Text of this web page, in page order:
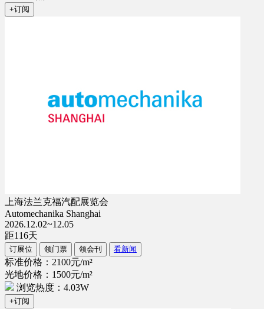
+订阅
上海法兰克福汽配展览会
Automechanika Shanghai
2026.12.02~12.05
距116天
订展位 领门票 领会刊 看新闻
标准价格：2100元/m²
光地价格：1500元/m²
浏览热度：4.03W
+订阅